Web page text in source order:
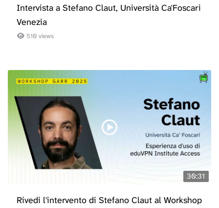
Intervista a Stefano Claut, Università Ca'Foscari
Venezia
510 views
30:31
Rivedi l'intervento di Stefano Claut al Workshop